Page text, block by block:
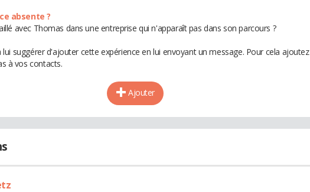
absente ?
avec Thomas dans une entreprise qui n'apparaît pas dans son parcours ?
lui suggérer d'ajouter cette expérience en lui envoyant un message. Pour cela ajoutez
à vos contacts.
Ajouter